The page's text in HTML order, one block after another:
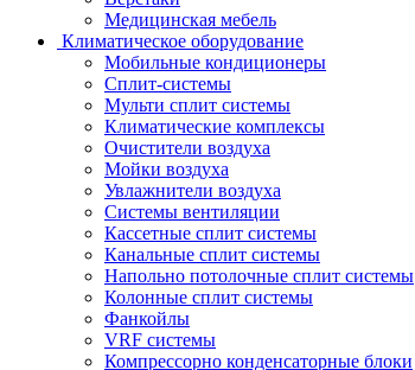
Медицинская мебель
Климатическое оборудование
Мобильные кондиционеры
Сплит-системы
Мульти сплит системы
Климатические комплексы
Очистители воздуха
Мойки воздуха
Увлажнители воздуха
Системы вентиляции
Кассетные сплит системы
Канальные сплит системы
Напольно потолочные сплит системы
Колонные сплит системы
Фанкойлы
VRF системы
Компрессорно конденсаторные блоки